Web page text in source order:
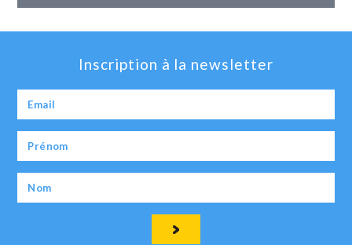
Inscription à la newsletter